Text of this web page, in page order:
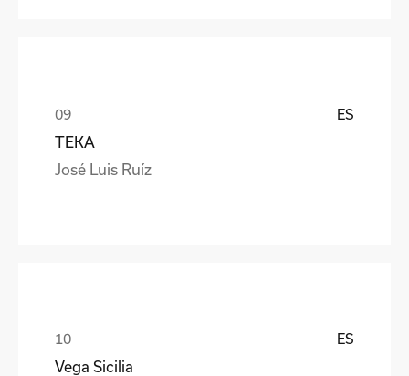
ES
TEKA
José Luis Ruíz
ES
Vega Sicilia